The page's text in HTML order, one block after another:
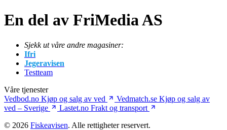
En del av FriMedia AS
Sjekk ut våre andre magasiner:
Ifri
Jegeravisen
Testteam
Våre tjenester
Vedbod.no Kjøp og salg av ved Vedmatch.se Kjøp og salg av
ved – Sverige
Lastet.no Frakt og transport
© 2026 Fiskeavisen. Alle rettigheter reservert.